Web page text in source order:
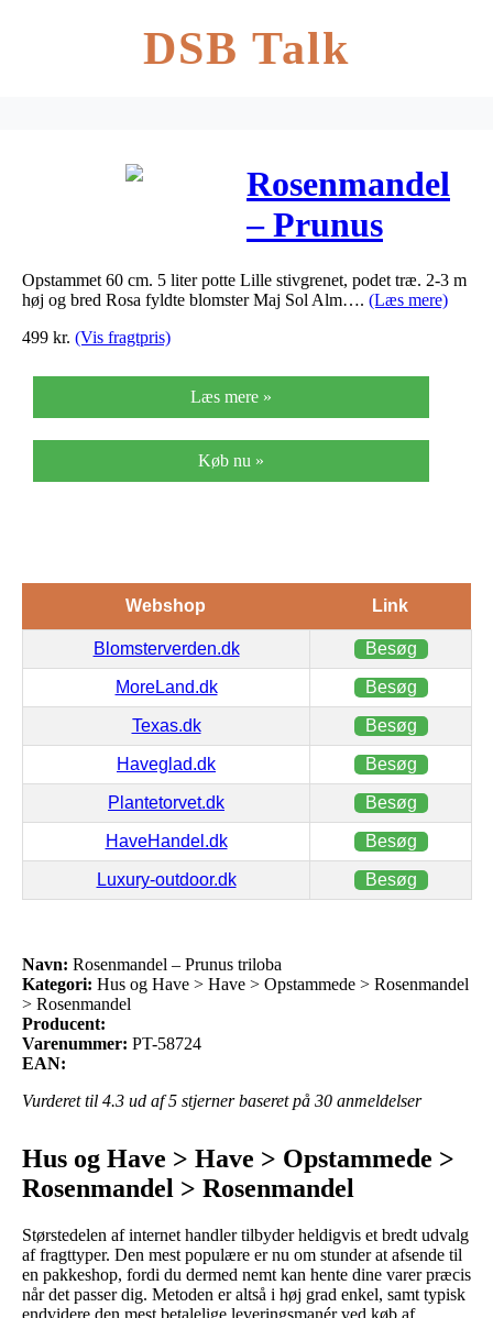
DSB Talk
Rosenmandel
– Prunus
triloba
Opstammet 60 cm. 5 liter potte Lille stivgrenet, podet træ. 2-3 m
høj og bred Rosa fyldte blomster Maj Sol Alm…. (Læs mere)
499 kr. (Vis fragtpris)
Læs mere »
Køb nu »
Webshop Link
Blomsterverden.dk Besøg
MoreLand.dk Besøg
Texas.dk Besøg
Haveglad.dk Besøg
Plantetorvet.dk Besøg
HaveHandel.dk Besøg
Luxury-outdoor.dk Besøg
Navn: Rosenmandel – Prunus triloba
Kategori: Hus og Have > Have > Opstammede > Rosenmandel
> Rosenmandel
Producent:
Varenummer: PT-58724
EAN:
Vurderet til 4.3 ud af 5 stjerner baseret på 30 anmeldelser
Hus og Have > Have > Opstammede >
Rosenmandel > Rosenmandel
Størstedelen af internet handler tilbyder heldigvis et bredt udvalg
af fragttyper. Den mest populære er nu om stunder at afsende til
en pakkeshop, fordi du dermed nemt kan hente dine varer præcis
når det passer dig. Metoden er altså i høj grad enkel, samt typisk
endvidere den mest betalelige leveringsmanér ved køb af